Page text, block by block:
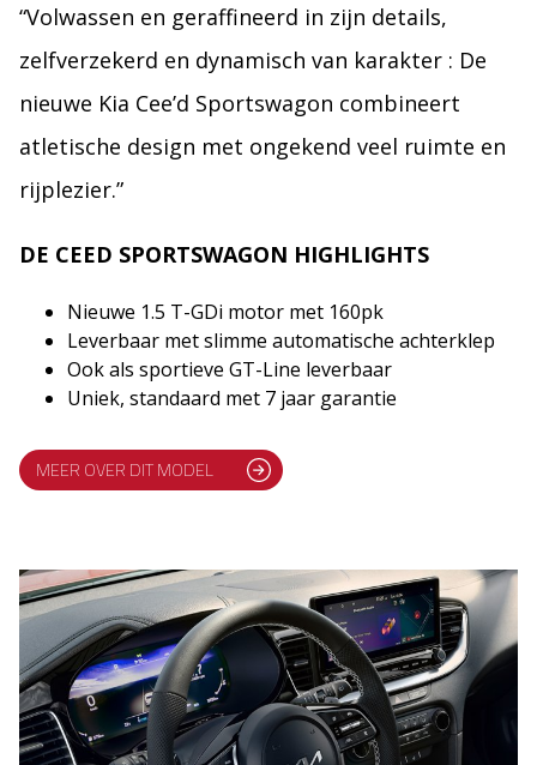
“Volwassen en geraffineerd in zijn details,
zelfverzekerd en dynamisch van karakter : De
nieuwe Kia Cee’d Sportswagon combineert
atletische design met ongekend veel ruimte en
rijplezier.”
DE CEED SPORTSWAGON HIGHLIGHTS
Nieuwe 1.5 T-GDi motor met 160pk
Leverbaar met slimme automatische achterklep
Ook als sportieve GT-Line leverbaar
Uniek, standaard met 7 jaar garantie
MEER OVER DIT MODEL